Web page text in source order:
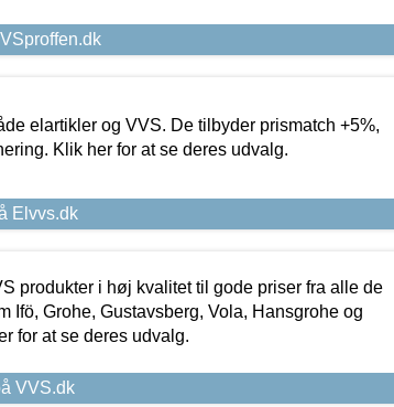
elartikler og VVS. De tilbyder prismatch +5%,
Klik her for at se deres udvalg.
Elvvs.dk
produkter i høj kvalitet til gode priser fra alle de
Ifö, Grohe, Gustavsberg, Vola, Hansgrohe og
for at se deres udvalg.
VVS.dk